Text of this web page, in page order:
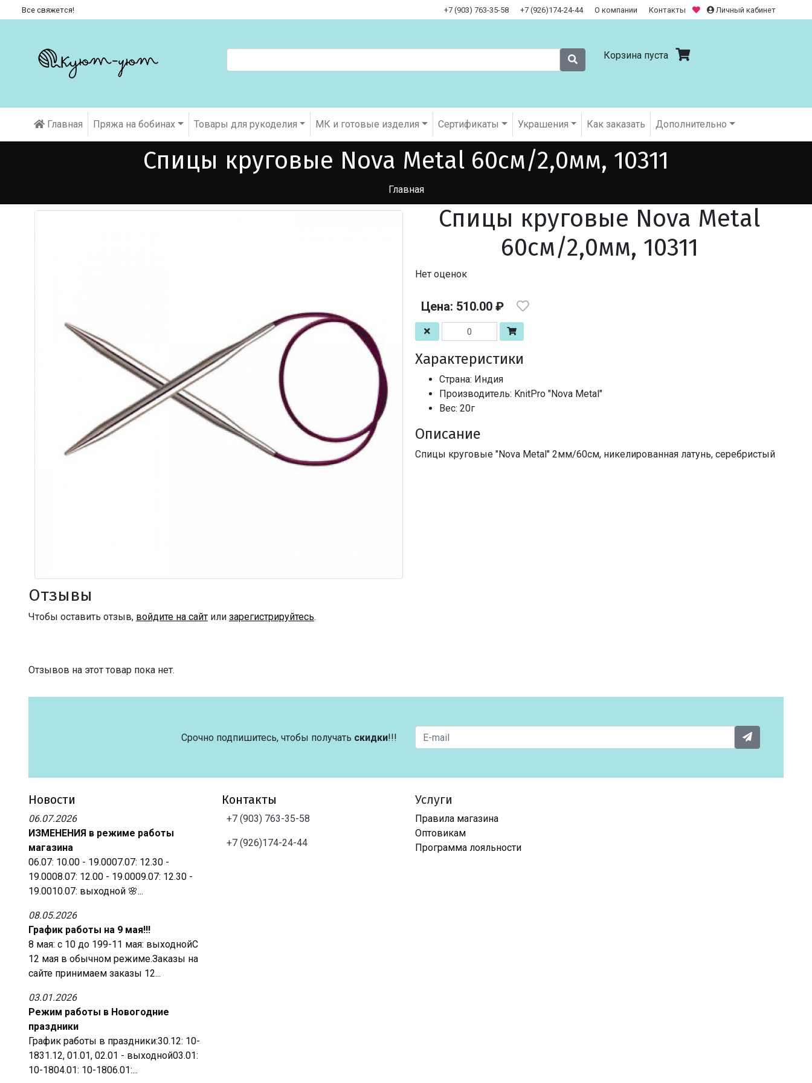
Все свяжется! +7 (903) 763-35-58 +7 (926)174-24-44 О компании Контакты Личный кабинет
Корзина пуста
Главная Пряжа на бобинах Товары для рукоделия МК и готовые изделия Cертификаты Украшения Как заказать Дополнительно
Спицы круговые Nova Metal 60см/2,0мм, 10311
Главная
Спицы круговые Nova Metal
60см/2,0мм, 10311
Нет оценок
Цена: 510.00 ₽
Характеристики
Страна: Индия
Производитель: KnitPro "Nova Metal"
Вес: 20г
Описание
Спицы круговые "Nova Metal" 2мм/60см, никелированная латунь, серебристый
Отзывы
Чтобы оставить отзыв, войдите на сайт или зарегистрируйтесь.
Отзывов на этот товар пока нет.
Срочно подпишитесь, чтобы получать скидки!!!
Новости
06.07.2026
ИЗМЕНЕНИЯ в режиме работы
магазина
06.07: 10.00 - 19.0007.07: 12.30 -
19.0008.07: 12.00 - 19.0009.07: 12.30 -
19.0010.07: выходной 🌸...
08.05.2026
График работы на 9 мая!!!
8 мая: с 10 до 199-11 мая: выходнойС
12 мая в обычном режиме.Заказы на
сайте принимаем заказы 12...
03.01.2026
Режим работы в Новогодние
праздники
График работы в праздники:30.12: 10-
1831.12, 01.01, 02.01 - выходной03.01:
10-1804.01: 10-1806.01:...
Контакты
+7 (903) 763-35-58
+7 (926)174-24-44
Услуги
Правила магазина
Оптовикам
Программа лояльности